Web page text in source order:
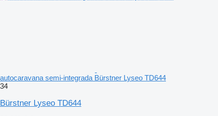
autocaravana semi-integrada Bürstner Lyseo TD644
34
Bürstner Lyseo TD644